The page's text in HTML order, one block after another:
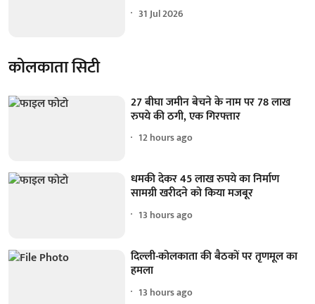
31 Jul 2026
कोलकाता सिटी
27 बीघा जमीन बेचने के नाम पर 78 लाख
रुपये की ठगी, एक गिरफ्तार
12 hours ago
धमकी देकर 45 लाख रुपये का निर्माण
सामग्री खरीदने को किया मजबूर
13 hours ago
दिल्ली-कोलकाता की बैठकों पर तृणमूल का
हमला
13 hours ago